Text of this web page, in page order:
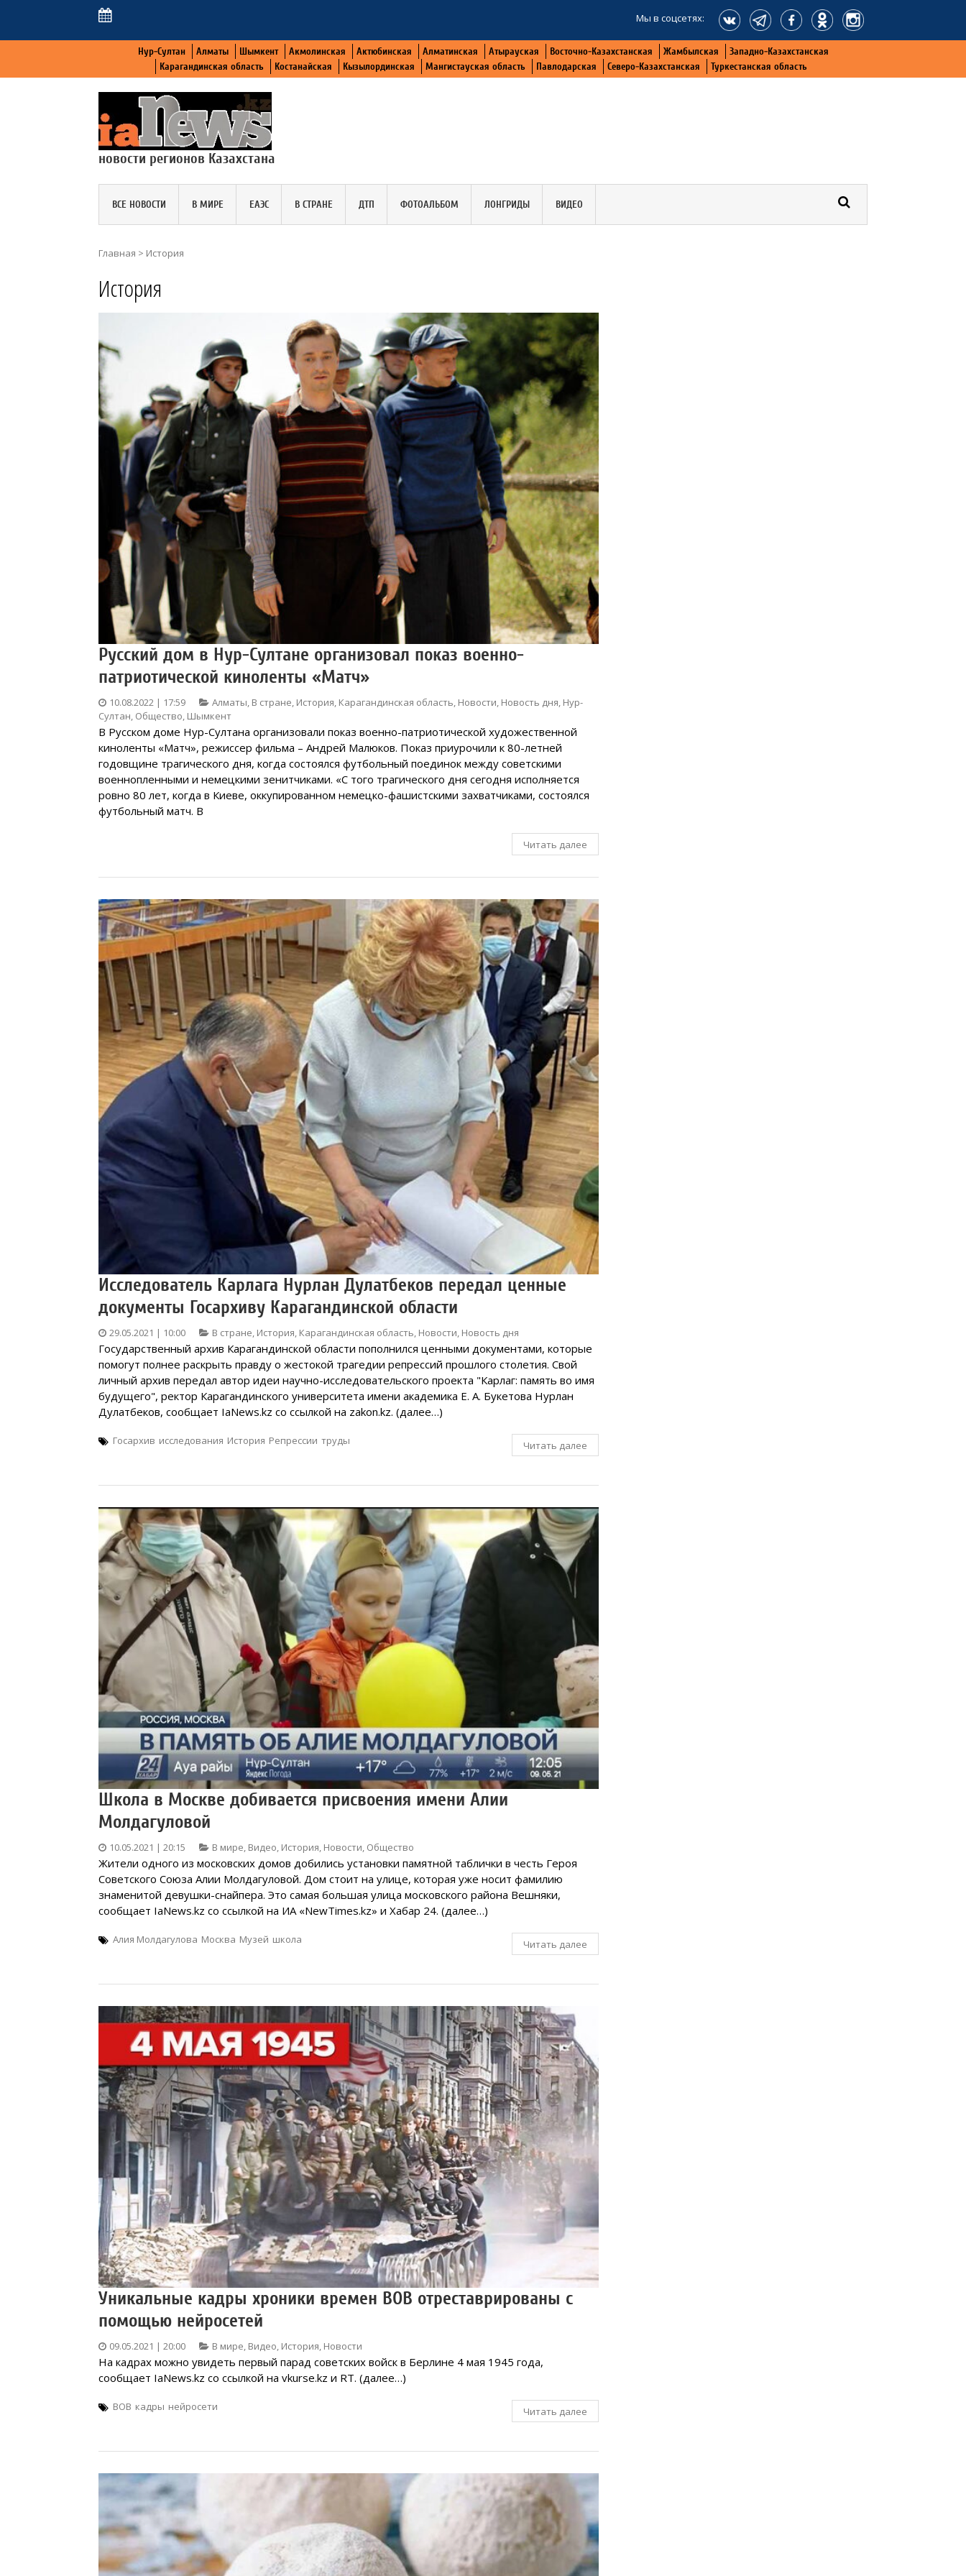
Мы в соцсетях:
Нур-Султан Алматы Шымкент Акмолинская Актюбинская Алматинская Атырауская Восточно-Казахстанская Жамбылская
Западно-Казахстанская
Карагандинская область
Костанайская Кызылординская Мангистауская область Павлодарская Северо-Казахстанская Туркестанская область
новости регионов Казахстана
ВСЕ НОВОСТИ В МИРЕ ЕАЭС В СТРАНЕ ДТП ФОТОАЛЬБОМ ЛОНГРИДЫ ВИДЕО
Главная > История
История
Русский дом в Нур-Султане организовал показ военно-
патриотической киноленты «Матч»
10.08.2022 | 17:59 Алматы, В стране, История, Карагандинская область, Новости, Новость дня, Нур-
Султан, Общество, Шымкент
В Русском доме Нур-Султана организовали показ военно-патриотической художественной
киноленты «Матч», режиссер фильма – Андрей Малюков. Показ приурочили к 80-летней
годовщине трагического дня, когда состоялся футбольный поединок между советскими
военнопленными и немецкими зенитчиками. «С того трагического дня сегодня исполняется
ровно 80 лет, когда в Киеве, оккупированном немецко-фашистскими захватчиками, состоялся
футбольный матч. В
Читать далее
Исследователь Карлага Нурлан Дулатбеков передал ценные
документы Госархиву Карагандинской области
29.05.2021 | 10:00 В стране, История, Карагандинская область, Новости, Новость дня
Государственный архив Карагандинской области пополнился ценными документами, которые
помогут полнее раскрыть правду о жестокой трагедии репрессий прошлого столетия. Свой
личный архив передал автор идеи научно-исследовательского проекта "Карлаг: память во имя
будущего", ректор Карагандинского университета имени академика Е. А. Букетова Нурлан
Дулатбеков, сообщает IaNews.kz со ссылкой на zakon.kz. (далее…)
Госархив исследования История Репрессии труды Читать далее
Школа в Москве добивается присвоения имени Алии
Молдагуловой
10.05.2021 | 20:15 В мире, Видео, История, Новости, Общество
Жители одного из московских домов добились установки памятной таблички в честь Героя
Советского Союза Алии Молдагуловой. Дом стоит на улице, которая уже носит фамилию
знаменитой девушки-снайпера. Это самая большая улица московского района Вешняки,
сообщает IaNews.kz со ссылкой на ИА «NewTimes.kz» и Хабар 24. (далее…)
Алия Молдагулова Москва Музей школа Читать далее
Уникальные кадры хроники времен ВОВ отреставрированы с
помощью нейросетей
09.05.2021 | 20:00 В мире Видео История Новости
На кадрах можно увидеть первый парад советских войск в Берлине 4 мая 1945 года,
сообщает IaNews.kz со ссылкой на vkurse.kz и RT. (далее…)
ВОВ кадры нейросети Читать далее